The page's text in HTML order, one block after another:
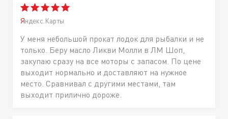
Яндекс.Карты
У меня небольшой прокат лодок для рыбалки и не
только. Беру масло Ликви Молли в ЛМ Шоп,
закупаю сразу на все моторы с запасом. По цене
выходит нормально и доставляют на нужное
место. Сравнивал с другими местами, там
выходит прилично дороже.